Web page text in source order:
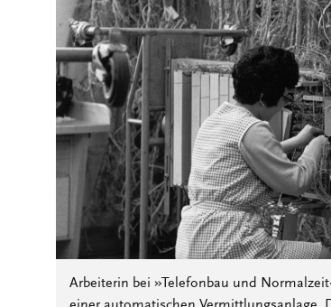
Arbeiterin bei »Telefonbau und